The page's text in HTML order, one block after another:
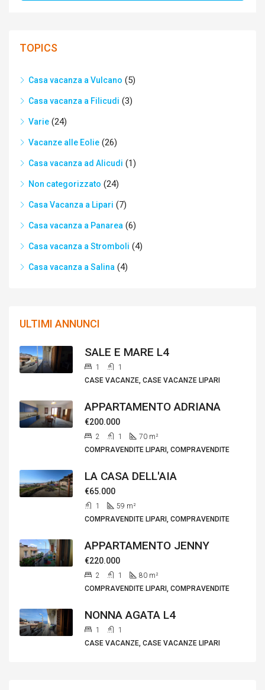
TOPICS
Casa vacanza a Vulcano (5)
Casa vacanza a Filicudi (3)
Varie (24)
Vacanze alle Eolie (26)
Casa vacanza ad Alicudi (1)
Non categorizzato (24)
Casa Vacanza a Lipari (7)
Casa vacanza a Panarea (6)
Casa vacanza a Stromboli (4)
Casa vacanza a Salina (4)
ULTIMI ANNUNCI
SALE E MARE L4
1
1
CASE VACANZE, CASE VACANZE LIPARI
APPARTAMENTO ADRIANA
€200.000
2 1 70 m²
COMPRAVENDITE LIPARI, COMPRAVENDITE
LA CASA DELL'AIA
€65.000
1 59 m²
COMPRAVENDITE LIPARI, COMPRAVENDITE
APPARTAMENTO JENNY
€220.000
2 1 80 m²
COMPRAVENDITE LIPARI, COMPRAVENDITE
NONNA AGATA L4
1
1
CASE VACANZE, CASE VACANZE LIPARI